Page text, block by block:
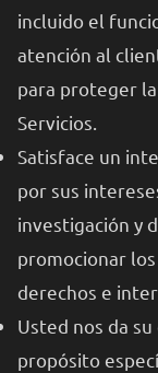
incluido el
atención al
para proteger
Servicios.
Satisface un
por sus
investigación y
promocionar
derechos e
Usted nos da
propósito